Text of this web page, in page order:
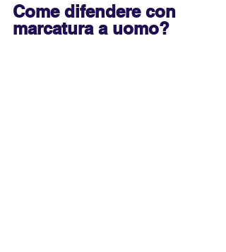
Come difendere con
marcatura a uomo?